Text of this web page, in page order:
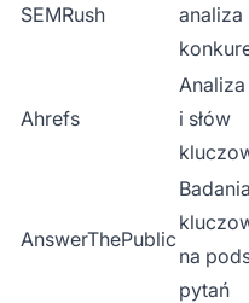
SEMRush
analiza
Ahrefs
i słów
AnswerThePublic
na
pytań